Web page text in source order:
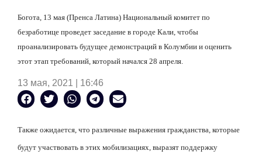
Богота, 13 мая (Пренса Латина) Национальный комитет по
безработице проведет заседание в городе Кали, чтобы
проанализировать будущее демонстраций в Колумбии и оценить
этот этап требований, который начался 28 апреля.
13 мая, 2021 | 16:46
Также ожидается, что различные выражения гражданства, которые
будут участвовать в этих мобилизациях, выразят поддержку